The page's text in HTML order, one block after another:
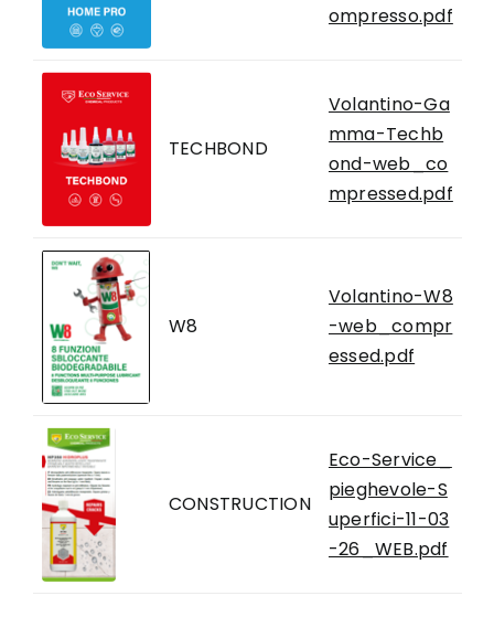
ompresso.pdf
TECHBOND
Volantino-Ga
mma-Techb
ond-web_co
mpressed.pdf
W8
Volantino-W8
-web_compr
essed.pdf
CONSTRUCTION
Eco-Service_
pieghevole-S
uperfici-11-03
-26_WEB.pdf